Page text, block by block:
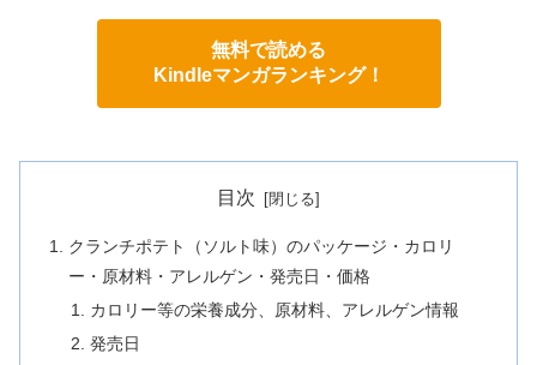
無料で読める
Kindleマンガランキング！
目次
クランチポテト（ソルト味）のパッケージ・カロリ
ー・原材料・アレルゲン・発売日・価格
カロリー等の栄養成分、原材料、アレルゲン情報
発売日